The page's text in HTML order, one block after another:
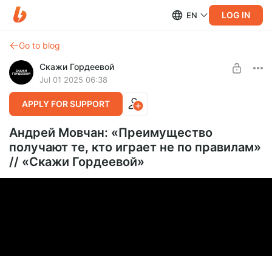
EN LOG IN
Go to blog
Скажи Гордеевой
Jul 01 2025 06:38
APPLY FOR SUPPORT
Андрей Мовчан: «Преимущество
получают те, кто играет не по правилам»
// «Скажи Гордеевой»